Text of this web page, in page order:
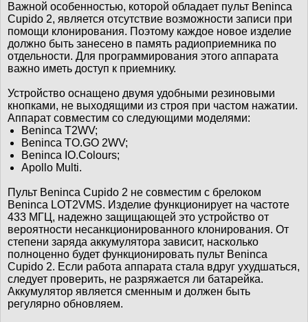
Важной особенностью, которой обладает пульт Beninca
Cupido 2, является отсутствие возможности записи при
помощи клонирования. Поэтому каждое новое изделие
должно быть занесено в память радиоприемника по
отдельности. Для программирования этого аппарата
важно иметь доступ к приемнику.
Устройство оснащено двумя удобными резиновыми
кнопками, не выходящими из строя при частом нажатии.
Аппарат совместим со следующими моделями:
Beninca T2WV;
Beninca TO.GO 2WV;
Beninca IO.Colours;
Apollo Multi.
Пульт Beninca Cupido 2 не совместим с брелоком
Beninca LOT2VMS. Изделие функционирует на частоте
433 МГЦ, надежно защищающей это устройство от
вероятности несанкционированного клонирования. От
степени заряда аккумулятора зависит, насколько
полноценно будет функционировать пульт Beninca
Cupido 2. Если работа аппарата стала вдруг ухудшаться,
следует проверить, не разряжается ли батарейка.
Аккумулятор является сменным и должен быть
регулярно обновляем.